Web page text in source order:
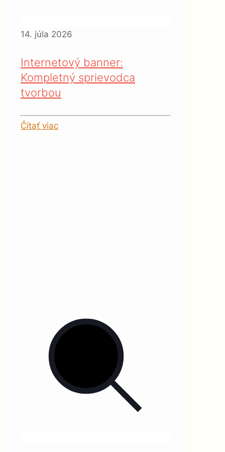
14. júla 2026
Internetový banner:
Kompletný sprievodca
tvorbou
Čítať viac